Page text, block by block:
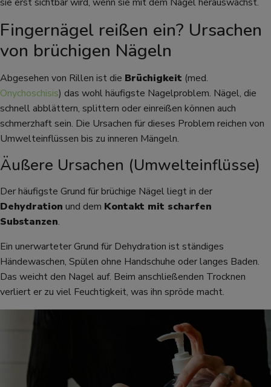
Fingernägel reißen ein? Ursachen
von brüchigen Nägeln
Abgesehen von Rillen ist die Brüchigkeit (med.
Onychoschisis) das wohl häufigste Nagelproblem. Nägel, die
schnell abblättern, splittern oder einreißen können auch
schmerzhaft sein. Die Ursachen für dieses Problem reichen von
Umwelteinflüssen bis zu inneren Mängeln.
Äußere Ursachen (Umwelteinflüsse)
Der häufigste Grund für brüchige Nägel liegt in der
Dehydration und dem Kontakt mit scharfen
Substanzen.
Ein unerwarteter Grund für Dehydration ist ständiges
Händewaschen, Spülen ohne Handschuhe oder langes Baden.
Das weicht den Nagel auf. Beim anschließenden Trocknen
verliert er zu viel Feuchtigkeit, was ihn spröde macht.